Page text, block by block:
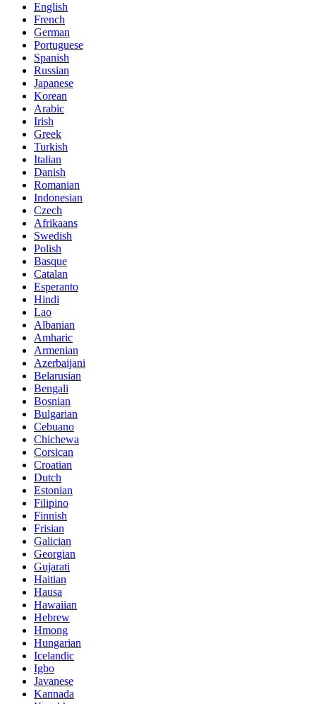
English
French
German
Portuguese
Spanish
Russian
Japanese
Korean
Arabic
Irish
Greek
Turkish
Italian
Danish
Romanian
Indonesian
Czech
Afrikaans
Swedish
Polish
Basque
Catalan
Esperanto
Hindi
Lao
Albanian
Amharic
Armenian
Azerbaijani
Belarusian
Bengali
Bosnian
Bulgarian
Cebuano
Chichewa
Corsican
Croatian
Dutch
Estonian
Filipino
Finnish
Frisian
Galician
Georgian
Gujarati
Haitian
Hausa
Hawaiian
Hebrew
Hmong
Hungarian
Icelandic
Igbo
Javanese
Kannada